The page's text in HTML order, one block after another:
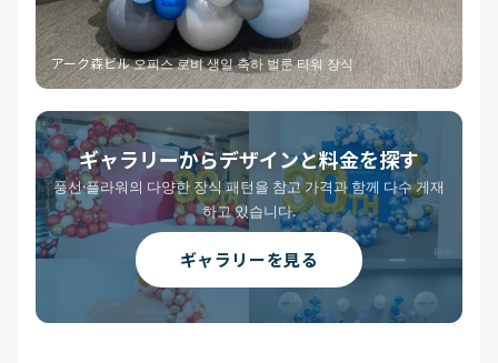
アーク森ビル 오피스 로비 생일 축하 벌룬 타워 장식
ギャラリーからデザインと料金を探す
풍선·플라워의 다양한 장식 패턴을 참고 가격과 함께 다수 게재
하고 있습니다.
ギャラリーを見る